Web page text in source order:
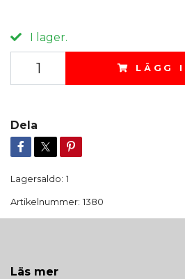
I lager.
LÄGG I
Dela
Lagersaldo: 1
Artikelnummer: 1380
Läs mer